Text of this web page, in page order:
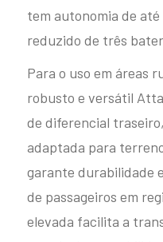
Explore
tem autonomia de
reduzido de três
Para o uso em áreas
robusto e versátil
de diferencial
adaptada para
garante durabilidade
de passageiros em
elevada facilita a